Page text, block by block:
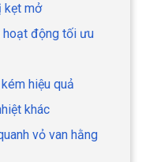
kẹt mở
động tối ưu
hiệu quả
khác
vỏ van hằng